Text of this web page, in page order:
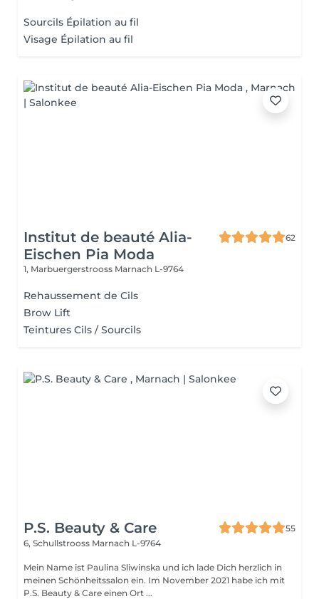
Sourcils Épilation au fil
Visage Épilation au fil
Institut de beauté Alia-
Eischen Pia Moda
62
1, Marbuergerstrooss Marnach L-9764
Rehaussement de Cils
Brow Lift
Teintures Cils / Sourcils
P.S. Beauty & Care
55
6, Schullstrooss Marnach L-9764
Mein Name ist Paulina Sliwinska und ich lade Dich herzlich in
meinen Schönheitssalon ein. Im November 2021 habe ich mit
P.S. Beauty & Care einen Ort ...